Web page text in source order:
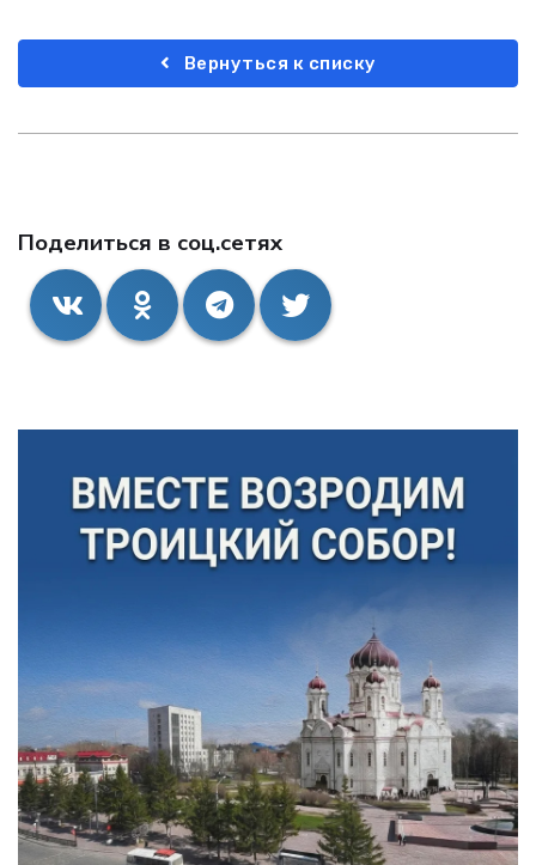
Поделиться в соц.сетях
Вернуться к списку